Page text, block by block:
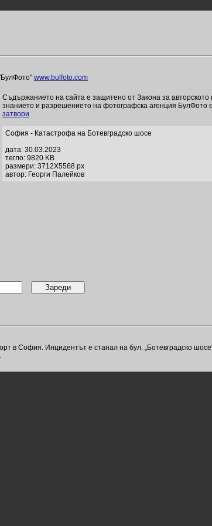
www.bulfoto.com
Съдържанието на сайта е защитено от Закона за
знанието и разрешението на фотографска агенция БулФото
затвори
София - Катастрофа на Ботевградско шосе
дата: 30.03.2023
тегло: 9820 KB
размери: 3712X5568 px
автор: Георги Палейков
в София. Инцидентът е станал на бул. „Ботевградско